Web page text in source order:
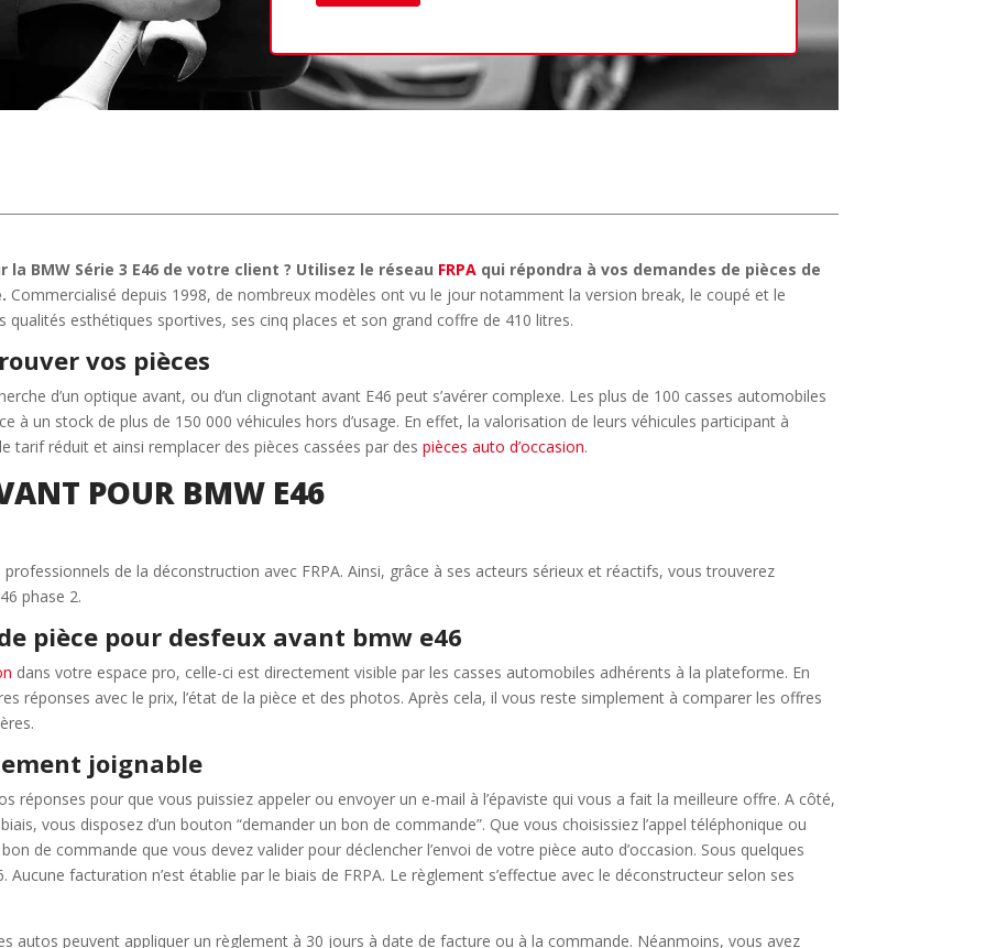
BMW Série 3 E46 de votre client ? Utilisez le réseau FRPA qui répondra à vos demandes de pièces de
Commercialisé depuis 1998, de nombreux modèles ont vu le jour notamment la version break, le coupé et le
qualités esthétiques sportives, ses cinq places et son grand coffre de 410 litres.
vos pièces
d’un optique avant, ou d’un clignotant avant E46 peut s’avérer complexe. Les plus de 100 casses automobiles
à un stock de plus de 150 000 véhicules hors d’usage. En effet, la valorisation de leurs véhicules participant à
tarif réduit et ainsi remplacer des pièces cassées par despièces auto d’occasion.
POUR BMW E46
de la déconstruction avec FRPA. Ainsi, grâce à ses acteurs sérieux et réactifs, vous trouverez
phase 2.
pièce pour desfeux avant bmw e46
dans votre espace pro, celle-ci est directement visible par les casses automobiles adhérents à la plateforme. En
réponses avec le prix, l’état de la pièce et des photos. Après cela, il vous reste simplement à comparer les offres
joignable
réponses pour que vous puissiez appeler ou envoyer un e-mail à l’épaviste qui vous a fait la meilleure offre. A côté,
vous disposez d’un bouton “demander un bon de commande”. Que vous choisissiez l’appel téléphonique ou
de commande que vous devez valider pour déclencher l’envoi de votre pièce auto d’occasion. Sous quelques
facturation n’est établie par le biais de FRPA. Le règlement s’effectue avec le déconstructeur selon ses
autos peuvent appliquer un règlement à 30 jours à date de facture ou à la commande. Néanmoins, vous avez